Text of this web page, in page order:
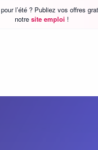
l’été ? Publiez vos offres
notre site emploi !